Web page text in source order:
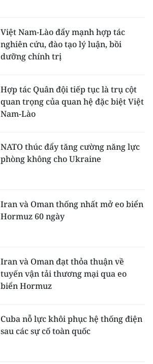
Việt Nam-Lào đẩy mạnh hợp tác
nghiên cứu, đào tạo lý luận, bồi
dưỡng chính trị
Hợp tác Quân đội tiếp tục là trụ cột
quan trọng của quan hệ đặc biệt Việt
Nam-Lào
NATO thúc đẩy tăng cường năng lực
phòng không cho Ukraine
Iran và Oman thống nhất mở eo biển
Hormuz 60 ngày
Iran và Oman đạt thỏa thuận về
tuyến vận tải thương mại qua eo
biển Hormuz
Cuba nỗ lực khôi phục hệ thống điện
sau các sự cố toàn quốc